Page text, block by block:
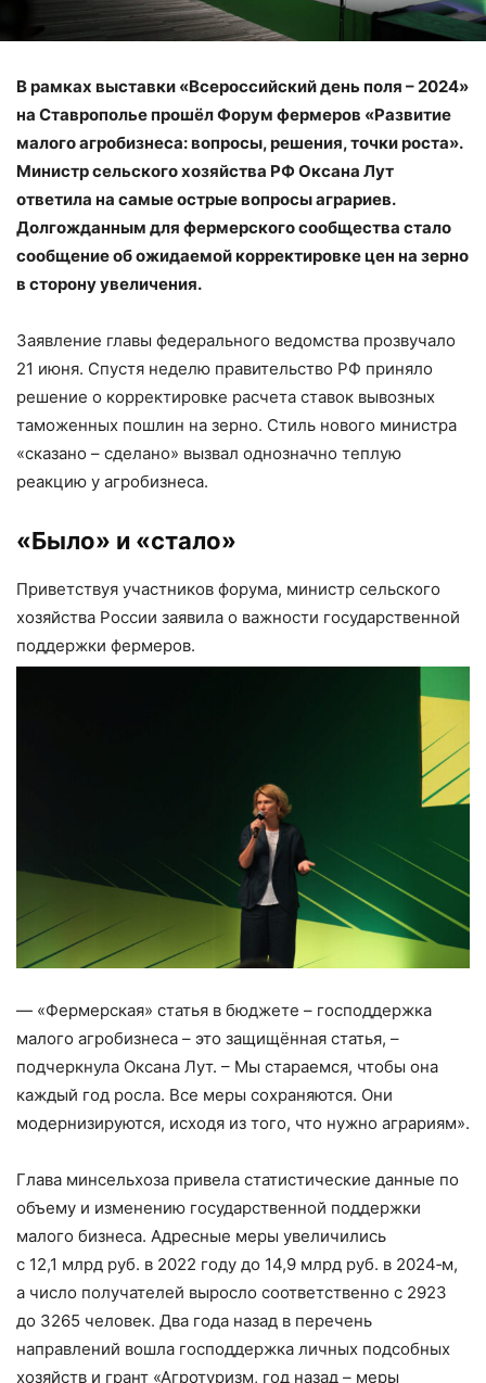
В рамках выставки «Всероссийский день поля – ​2024»
на Ставрополье прошёл Форум фермеров «Развитие
малого агробизнеса: вопросы, решения, точки роста».
Министр сельского хозяйства РФ Оксана Лут
ответила на самые острые вопросы аграриев.
Долгожданным для фермерского сообщества стало
сообщение об ожидаемой корректировке цен на зерно
в сторону увеличения.
Заявление главы федерального ведомства прозвучало
21 июня. Спустя неделю правительство РФ приняло
решение о корректировке расчета ставок вывозных
таможенных пошлин на зерно. Стиль нового министра
«сказано – ​сделано» вызвал однозначно теплую
реакцию у агробизнеса.
«Было» и «стало»
Приветствуя участников форума, министр сельского
хозяйства России заявила о важности государственной
поддержки фермеров.
— «Фермерская» статья в бюджете – ​господдержка
малого агробизнеса – ​это защищённая статья, – ​
подчеркнула Оксана Лут. – ​Мы стараемся, чтобы она
каждый год росла. Все меры сохраняются. Они
модернизируются, исходя из того, что нужно аграриям».
Глава минсельхоза привела статистические данные по
объему и изменению государственной поддержки
малого бизнеса. Адресные меры увеличились
с 12,1 млрд руб. в 2022 году до 14,9 млрд руб. в 2024‑м,
а число получателей выросло соответственно с 2923
до 3265 человек. Два года назад в перечень
направлений вошла господдержка личных подсобных
хозяйств и грант «Агротуризм, год назад – ​меры